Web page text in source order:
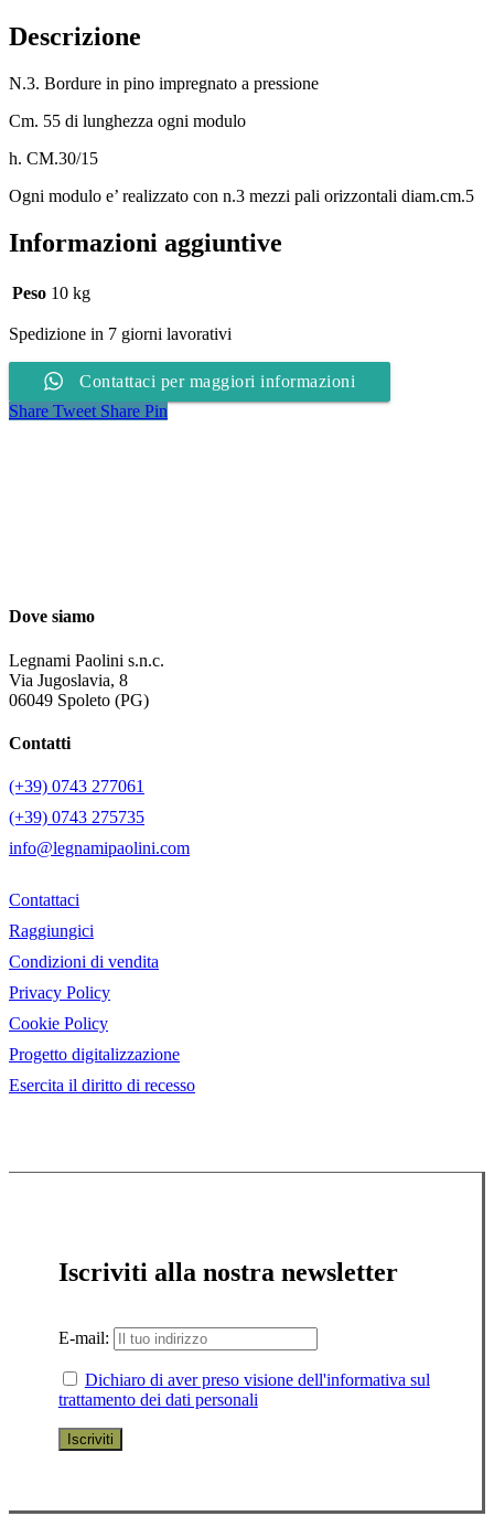
Descrizione
N.3. Bordure in pino impregnato a pressione
Cm. 55 di lunghezza ogni modulo
h. CM.30/15
Ogni modulo e’ realizzato con n.3 mezzi pali orizzontali diam.cm.5
Informazioni aggiuntive
Peso 10 kg
Spedizione in 7 giorni lavorativi
Contattaci per maggiori informazioni
Share Tweet Share Pin
Dove siamo
Legnami Paolini s.n.c.
Via Jugoslavia, 8
06049 Spoleto (PG)
Contatti
(+39) 0743 277061
(+39) 0743 275735
info@legnamipaolini.com
Contattaci
Raggiungici
Condizioni di vendita
Privacy Policy
Cookie Policy
Progetto digitalizzazione
Esercita il diritto di recesso
Iscriviti alla nostra newsletter
E-mail:
Dichiaro di aver preso visione dell'informativa sul
trattamento dei dati personali